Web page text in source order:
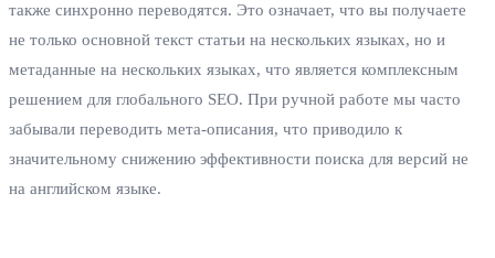
также синхронно переводятся. Это означает, что вы получаете
не только основной текст статьи на нескольких языках, но и
метаданные на нескольких языках, что является комплексным
решением для глобального SEO. При ручной работе мы часто
забывали переводить мета-описания, что приводило к
значительному снижению эффективности поиска для версий не
на английском языке.